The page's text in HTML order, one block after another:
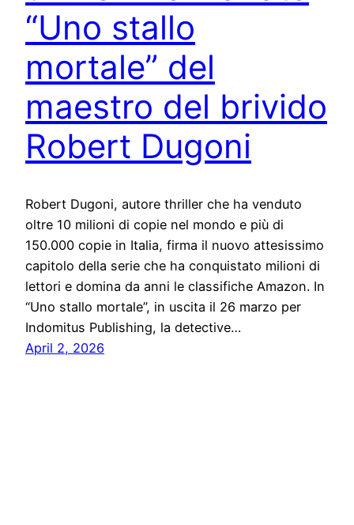
“Uno stallo
mortale” del
maestro del brivido
Robert Dugoni
Robert Dugoni, autore thriller che ha venduto
oltre 10 milioni di copie nel mondo e più di
150.000 copie in Italia, firma il nuovo attesissimo
capitolo della serie che ha conquistato milioni di
lettori e domina da anni le classifiche Amazon. In
“Uno stallo mortale”, in uscita il 26 marzo per
Indomitus Publishing, la detective…
April 2, 2026